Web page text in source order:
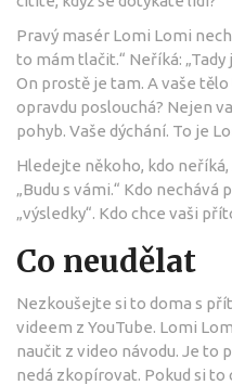
Pravý masér Lomi Lomi
to mám tlačit.“ Neříká:
On prostě je tam. A vaše
opravdu poslouchá? Nejen
pohyb. Vaše dýchání. To je
Hledejte někoho, kdo neříká,
„Budu s vámi.“ Kdo nechává
„výsledky“. Kdo chce vaši
Co neudělat
Nezkoušejte si to doma s
videem z YouTube. Lomi
naučit z video návodu. Je
nedá zkopírovat. Pokud si